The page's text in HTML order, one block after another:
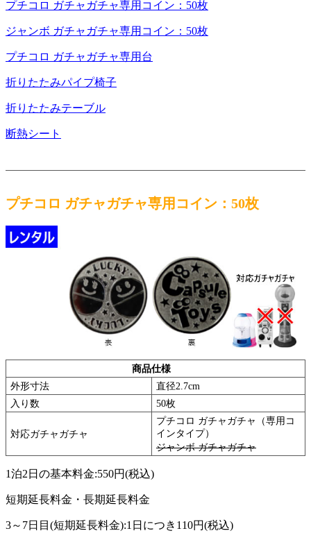
プチコロ ガチャガチャ専用コイン：50枚
ジャンボ ガチャガチャ専用コイン：50枚
プチコロ ガチャガチャ専用台
折りたたみパイプ椅子
折りたたみテーブル
断熱シート
プチコロ ガチャガチャ専用コイン：50枚
商品仕様
外形寸法
直径2.7cm
入り数
50枚
対応ガチャガチャ
プチコロ ガチャガチャ（専用コ
インタイプ）
ジャンボ ガチャガチャ
1泊2日の基本料金:550円(税込)
短期延長料金・長期延長料金
3～7日目(短期延長料金):1日につき 110円(税込)